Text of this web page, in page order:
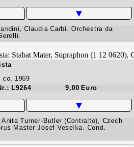
▼
Claudia Carbi. Orchestra da
co, 1969
L9264 9,00 Euro
▼
Turner-Butler (Contralto), Czech
Master Josef Veselka. Cond.